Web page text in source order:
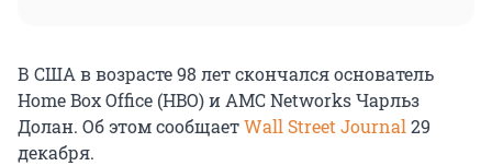
В США в возрасте 98 лет скончался основатель
Home Box Office (HBO) и AMC Networks Чарльз
Долан. Об этом сообщаетWall Street Journal 29
декабря.